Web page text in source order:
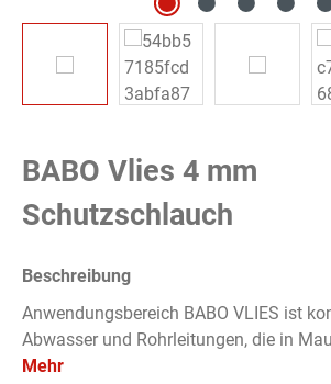
BABO Vlies 4 mm
Schutzschlauch
Beschreibung
Anwendungsbereich BABO VLIES ist
Abwasser und Rohrleitungen, die in
Mehr